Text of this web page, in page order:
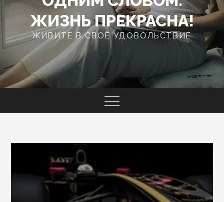
ЖИЗНЬ ПРЕКРАСНА!
ЖИВИТЕ В СВОЁ УДОВОЛЬСТВИЕ